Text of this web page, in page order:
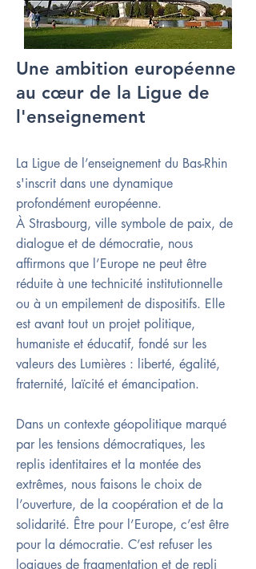
Une ambition européenne
au cœur de la Ligue de
l'enseignement
La Ligue de l’enseignement du Bas-Rhin
s'inscrit dans une dynamique
profondément européenne.
À Strasbourg, ville symbole de paix, de
dialogue et de démocratie, nous
affirmons que l’Europe ne peut être
réduite à une technicité institutionnelle
ou à un empilement de dispositifs. Elle
est avant tout un projet politique,
humaniste et éducatif, fondé sur les
valeurs des Lumières : liberté, égalité,
fraternité, laïcité et émancipation.
Dans un contexte géopolitique marqué
par les tensions démocratiques, les
replis identitaires et la montée des
extrêmes, nous faisons le choix de
l’ouverture, de la coopération et de la
solidarité. Être pour l’Europe, c’est être
pour la démocratie. C’est refuser les
logiques de fragmentation et de repli